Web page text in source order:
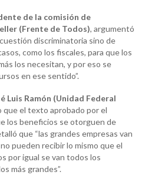
de la comisión de
(Frente de Todos), argumentó
discriminatoria sino de
como los fiscales, para que los
los necesitan, y por eso se
en ese sentido”.
Luis Ramón (Unidad Federal
que el texto aprobado por el
los beneficios se otorguen de
que “las grandes empresas van
pueden recibir lo mismo que el
por igual se van todos los
más grandes”.